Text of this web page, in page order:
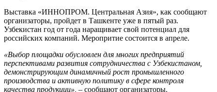
Выставка «ИННОПРОМ. Центральная Азия», как сообщают
организаторы, пройдет в Ташкенте уже в пятый раз.
Узбекистан год от года наращивает свой потенциал для
российских компаний. Меропритие состоится в апреле.
«Выбор площадки обусловлен для многих предприятий
перспективами развития сотрудничества с Узбекистаном,
демонстрирующим динамичный рост промышленного
производства и активную политику в сфере контроля
качества продукции», – сообщают организаторы.